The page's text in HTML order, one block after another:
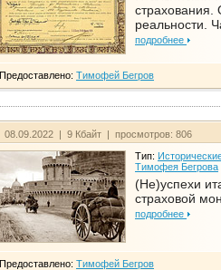
страхования.
реальности.
подробнее
Предоставлено: Тимофей Бегров
08.09.2022 | 9 Кбайт | просмотров: 806
Тип:
Тимофея Бегрова
(Не)успехи
страховой
подробнее
Предоставлено: Тимофей Бегров